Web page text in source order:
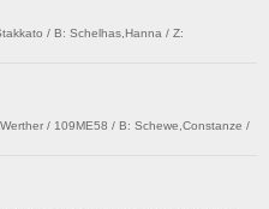
/ B: Schelhas,Hanna / Z:
/ 109ME58 / B: Schewe,Constanze /